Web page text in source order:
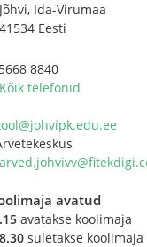
Ida-Virumaa
Eesti
8840
Kõik telefonid
avatud
avatakse koolimaja
suletakse koolimaja